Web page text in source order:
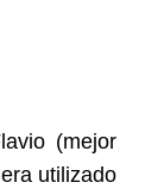
(mejor
utilizado